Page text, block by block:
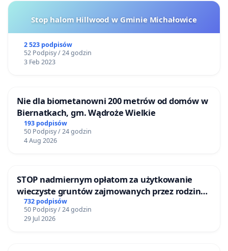
Stop halom Hillwood w Gminie Michałowice
2 523 podpisów
52 Podpisy / 24 godzin
3 Feb 2023
Nie dla biometanowni 200 metrów od domów w
Biernatkach, gm. Wądroże Wielkie
193 podpisów
50 Podpisy / 24 godzin
4 Aug 2026
STOP nadmiernym opłatom za użytkowanie
wieczyste gruntów zajmowanych przez rodzinne
ogrody działkowe.
732 podpisów
50 Podpisy / 24 godzin
29 Jul 2026